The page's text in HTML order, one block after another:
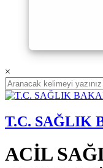
×
T.C. SAĞLIK
ACİL